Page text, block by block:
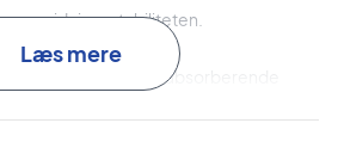
og vridningsstabiliteten.
er det lette og stødabsorberende
Læs mere